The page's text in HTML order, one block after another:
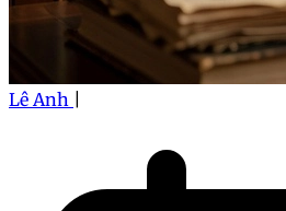
Lê Anh